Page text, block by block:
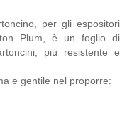
per gli espositori
Plum, è un foglio di
più resistente e
e gentile nel proporre: